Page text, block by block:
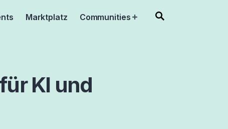
Marktplatz Communities Open
KI und